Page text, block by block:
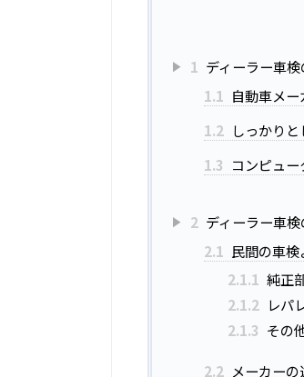
1 ディーラー車
1.1 自動車メ
1.2 しっかり
1.3 コンピュ
2 ディーラー車
2.1 民間の車
2.1.1 純正
2.1.2 レパ
2.1.3 その
2.2 メーカー